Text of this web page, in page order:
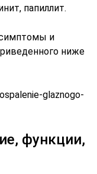
папиллит.
и
ниже
glaznogo-
функции,